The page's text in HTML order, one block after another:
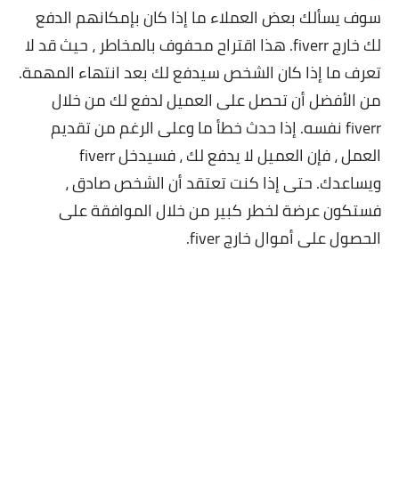
سوف يسألك بعض العملاء ما إذا كان بإمكانهم الدفع
لك خارج fiverr. هذا اقتراح محفوف بالمخاطر ، حيث قد لا
تعرف ما إذا كان الشخص سيدفع لك بعد انتهاء المهمة.
من الأفضل أنتحصل على العميل لدفع لك من خلال
fiverr نفسه. إذا حدث خطأ ما وعلى الرغم من تقديم
العمل ، فإن العميل لا يدفع لك ، فسيدخل fiverr
ويساعدك. حتى إذا كنت تعتقد أن الشخص صادق ،
فستكون عرضة لخطر كبير من خلال الموافقة على
الحصول على أموال خارج fiver.